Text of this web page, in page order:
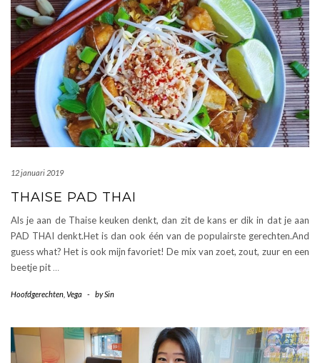
12 januari 2019
THAISE PAD THAI
Als je aan de Thaise keuken denkt, dan zit de kans er dik in dat je aan
PAD THAI denkt.Het is dan ook één van de populairste gerechten.And
guess what? Het is ook mijn favoriet! De mix van zoet, zout, zuur en een
beetje pit …
Hoofdgerechten Vega - bySin